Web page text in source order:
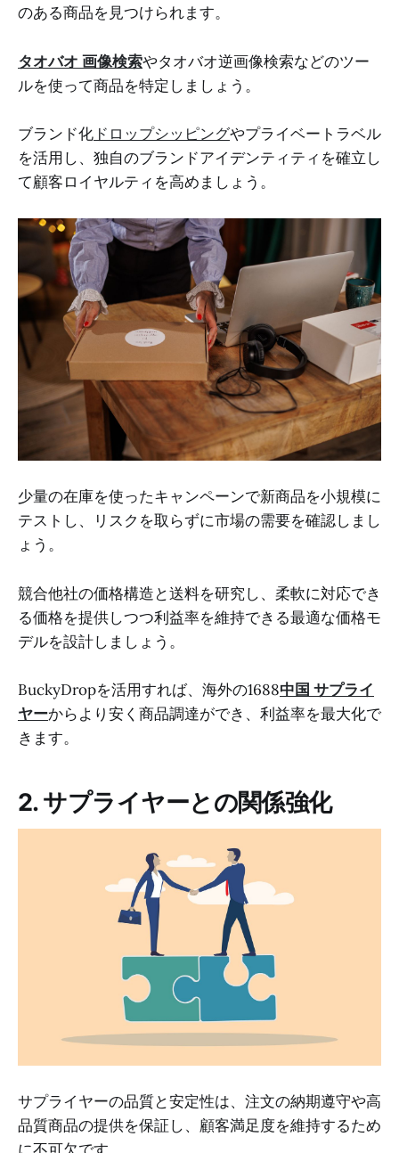
のある商品を見つけられます。
タオバオ 画像検索やタオバオ逆画像検索などのツー
ルを使って商品を特定しましょう。
ブランド化 ドロップシッピングやプライベートラベル
を活用し、独自のブランドアイデンティティを確立し
て顧客ロイヤルティを高めましょう。
少量の在庫を使ったキャンペーンで新商品を小規模に
テストし、リスクを取らずに市場の需要を確認しまし
ょう。
競合他社の価格構造と送料を研究し、柔軟に対応でき
る価格を提供しつつ利益率を維持できる最適な価格モ
デルを設計しましょう。
BuckyDropを活用すれば、海外の1688中国 サプライ
ヤーからより安く商品調達ができ、利益率を最大化で
きます。
2. サプライヤーとの関係強化
サプライヤーの品質と安定性は、注文の納期遵守や高
品質商品の提供を保証し、顧客満足度を維持するため